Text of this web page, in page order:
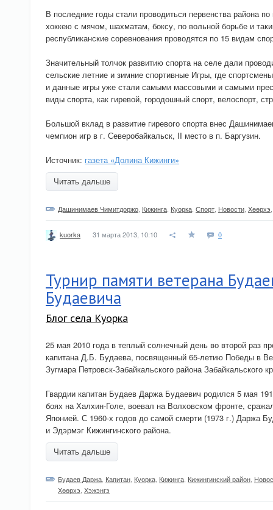
В последние годы стали проводиться первенства района
хоккею с мячом, шахматам, боксу, по вольной борьбе и
республиканские соревнования проводятся по 15 видам
Значительный толчок развитию спорта на селе дали
сельские летние и зимние спортивные Игры, где
и данные игры уже стали самыми массовыми и самыми
виды спорта, как гиревой, городошный спорт, велоспорт,
Большой вклад в развитие гиревого спорта внес
чемпион игр в г. Северобайкальск, II место в п. Баргузин.
Источник: газета «Долина Кижинги»
Читать дальше
Дашинимаев Чимитдоржо Кижинга Куорка Спорт Новости Хѳѳрхэ
kuorka 31 марта 2013, 10:10 0
Турнир памяти ветерана
Будаевича
Блог села Куорка
25 мая 2010 года в теплый солнечный день во второй раз
капитана Д.Б. Будаева, посвященный 65-летию Победы в
Зугмара Петровск-Забайкальского района Забайкальского
Гвардии капитан Будаев Даржа Будаевич родился 5 мая
боях на Халхин-Голе, воевал на Волховском фронте,
Японией. С 1960-х годов до самой смерти (1973 г.) Даржа
и Эдэрмэг Кижингинского района.
Читать дальше
Будаев Даржа Капитан Куорка Кижинга Кижингинский район
Хѳѳрхэ Хэжэнгэ